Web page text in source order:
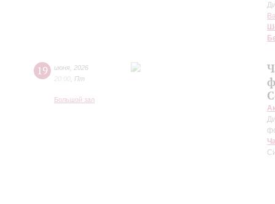
19 июня 2026
20:00 Пт
Большой зал